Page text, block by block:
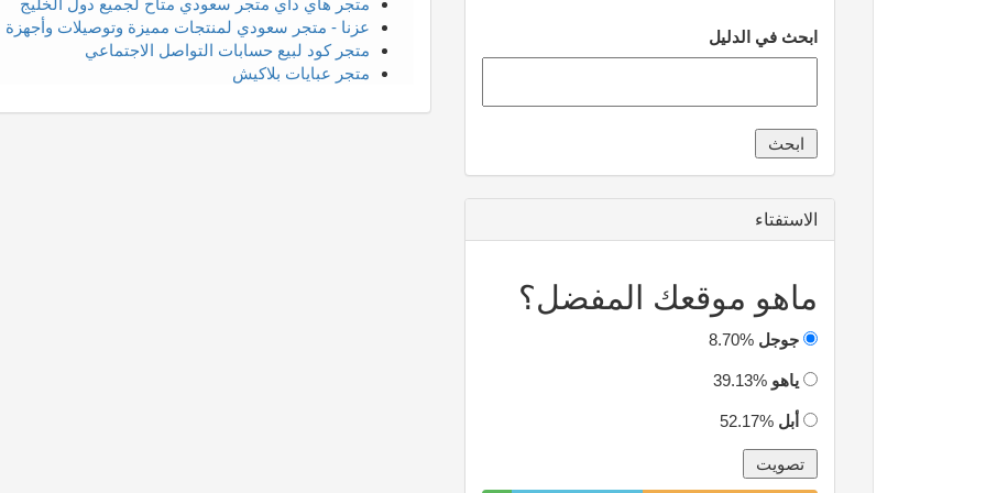
متجر هاي داي متجر سعودي متاح لجميع دول الخليج
عزنا - متجر سعودي لمنتجات مميزة وتوصيلات وأجهزة
متجر كود لبيع حسابات التواصل الاجتماعي
متجر عبايات بلاكيش
ابحث في الدليل
الاستفتاء
ماهو موقعك المفضل؟
جوجل 8.70%
ياهو 39.13%
أبل 52.17%